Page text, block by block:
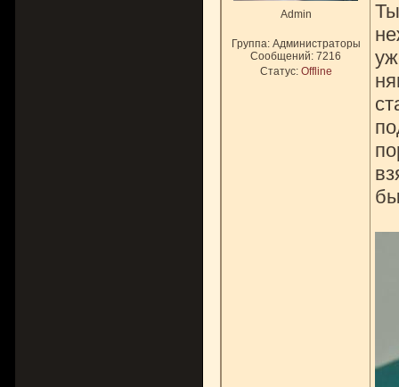
Admin
Группа: Администраторы
Сообщений: 7216
Статус: Offline